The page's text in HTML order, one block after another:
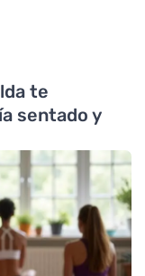
te
sentado y